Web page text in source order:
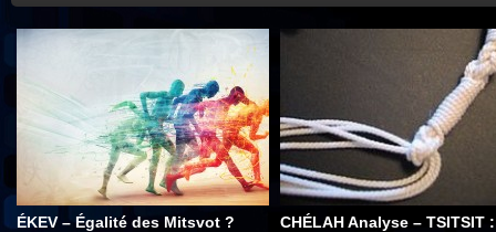
ÉKEV – Égalité des Mitsvot ?
CHÉLAH Analyse – TSITSIT :